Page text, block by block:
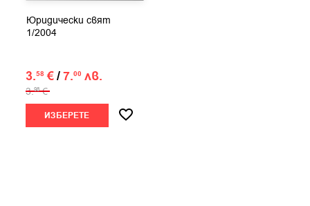
Юридически свят
1/2004
3.58 €/7.00 лв.
3.98 €
ИЗБЕРЕТЕ